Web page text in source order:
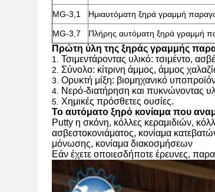
MG-3,1
Ημιαυτόματη ξηρά γραμμή
MG-3,7
Πλήρης αυτόματη ξηρά γραμμή
Πρώτη ύλη της ξηράς γραμμής
1. Τσιμεντάροντας υλικό: τσιμέντο,
2. Σύνολο: κίτρινη άμμος, άμμος
3. Ορυκτή μίξη: βιομηχανικό
4. Νερό-διατήρηση και πυκνώνοντας
5. Χημικές πρόσθετες ουσίες.
Το αυτόματο ξηρό κονίαμα που
Putty η σκόνη, κόλλες κεραμιδιών,
ασβεστοκονιάματος, κονίαμα
μόνωσης, κονίαμα διακοσμήσεων
Εάν έχετε οποιεσδήποτε έρευνες,